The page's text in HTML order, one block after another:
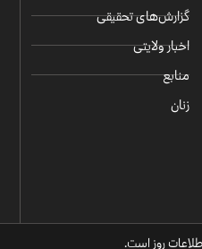
گزارش‌های تحقیقی
اخبار ولایتی
منابع
زنان
روز است.